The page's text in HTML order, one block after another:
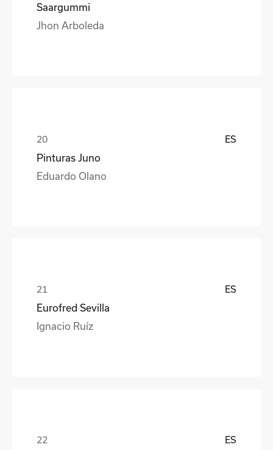
Saargummi
Jhon Arboleda
ES
Pinturas Juno
Eduardo Olano
ES
Eurofred Sevilla
Ignacio Ruíz
ES